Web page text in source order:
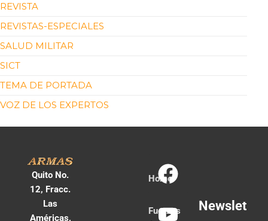
REVISTA
REVISTAS-ESPECIALES
SALUD MILITAR
SICT
TEMA DE PORTADA
VOZ DE LOS EXPERTOS
Quito No.
12, Fracc.
Las
Américas,
Home
Fuerzas
Newslet